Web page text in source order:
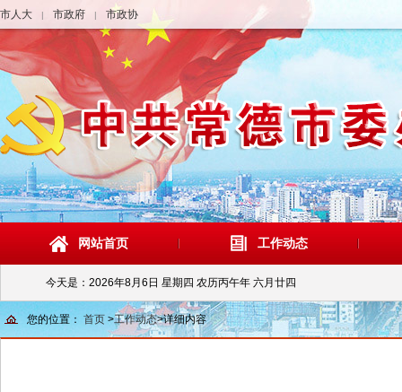
市人大 | 市政府 | 市政协
网站首页 工作动态
今天是： 2026年8月6日 星期四 农历丙午年 六月廿四
您的位置： 首页 >工作动态>详细内容